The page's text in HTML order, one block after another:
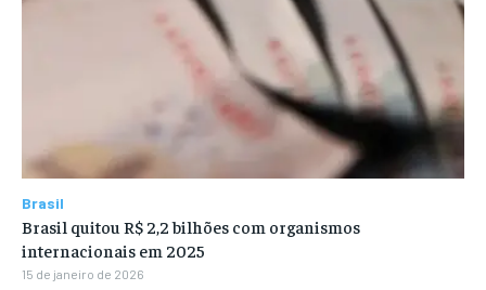
Brasil
Brasil quitou R$ 2,2 bilhões com organismos
internacionais em 2025
15 de janeiro de 2026